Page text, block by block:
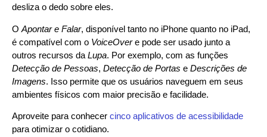
desliza o dedo sobre eles.
O Apontar e Falar, disponível tanto no iPhone quanto no iPad,
é compatível com o VoiceOvere pode ser usado junto a
outros recursos da Lupa. Por exemplo, com as funções
Detecção de Pessoas, Detecção de Portas e Descrições de
Imagens. Isso permite que os usuários naveguem em seus
ambientes físicos com maior precisão e facilidade.
Aproveite para conhecer cinco aplicativos de acessibilidade
para otimizar o cotidiano.